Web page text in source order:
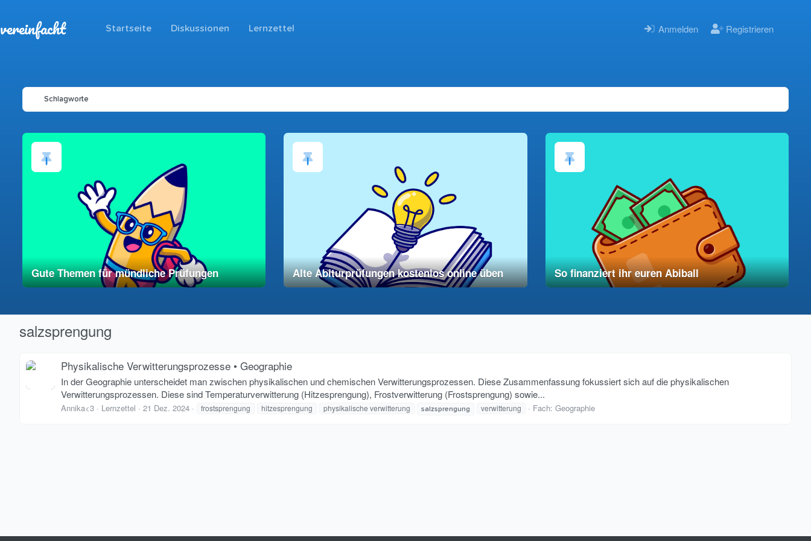
vereinfacht Startseite Diskussionen Lernzettel Anmelden Registrieren
Schlagworte
Gute Themen für mündliche Prüfungen Alte Abiturprüfungen kostenlos online üben So finanziert ihr euren Abiball
salzsprengung
Physikalische Verwitterungsprozesse • Geographie
In der Geographie unterscheidet man zwischen physikalischen und chemischen Verwitterungsprozessen. Diese Zusammenfassung fokussiert sich auf die physikalischen
Verwitterungsprozessen. Diese sind Temperaturverwitterung (Hitzesprengung), Frostverwitterung (Frostsprengung) sowie...
Annika<3 Lernzettel 21 Dez. 2024 frostsprengung hitzesprengung physikalische verwitterung salzsprengung verwitterung Fach: Geographie